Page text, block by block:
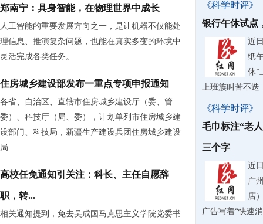
郑南宁：具身智能，在物理世界中成长
人工智能的重要发展方向之一，是让机器不仅能处
理信息、推演复杂问题，也能在真实多变的环境中
灵活完成各类任务。
住房城乡建设部发布一重点专项申报通知
各省、自治区、直辖市住房城乡建设厅（委、管
委）、科技厅（局、委），计划单列市住房城乡建
设部门、科技局，新疆生产建设兵团住房城乡建设
局
高校任免通知引关注：科长、主任自愿辞
职，转...
相关通知提到，免去吴成国马克思主义学院党委书
《科学时评》
银行午休试点
近
纸
休”
上班族叫苦不迭
《科学时评》
毛巾标注“老
三个字
近
广
店
广告写着“快速